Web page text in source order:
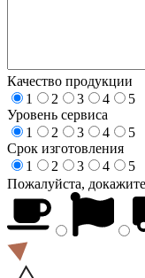
Качество продукции
1
2 3 4
5
Уровень сервиса
1
2 3 4
5
Срок изготовления
1
2 3 4
5
Пожалуйста,